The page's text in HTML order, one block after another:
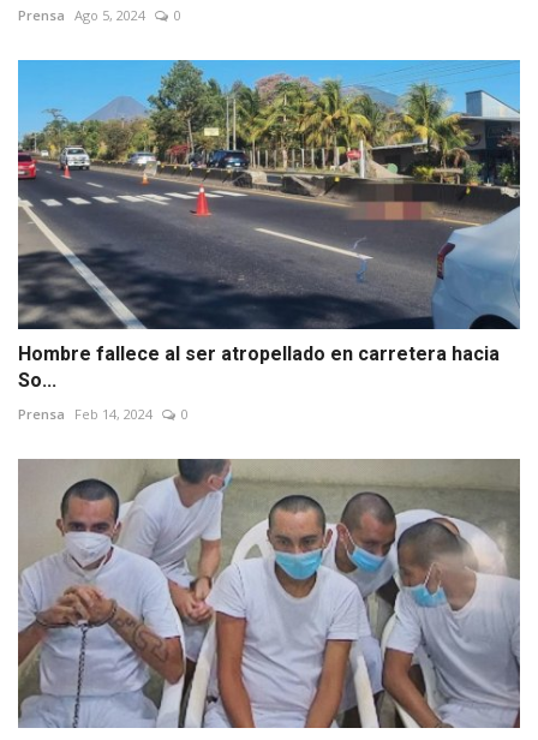
Prensa Ago 5, 2024 0
Hombre fallece al ser atropellado en carretera hacia
So...
Prensa Feb 14, 2024 0